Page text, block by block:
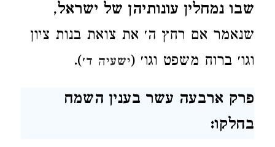
שבו נמחלין עונותיהן של ישראל,
שנאמר אם רחץ ה׳ את צואת בנות ציון
וגו׳ ברוח משפט וגו׳ (ישעיה ד׳).
פרק ארבעה עשר בענין השמח
בחלקו: